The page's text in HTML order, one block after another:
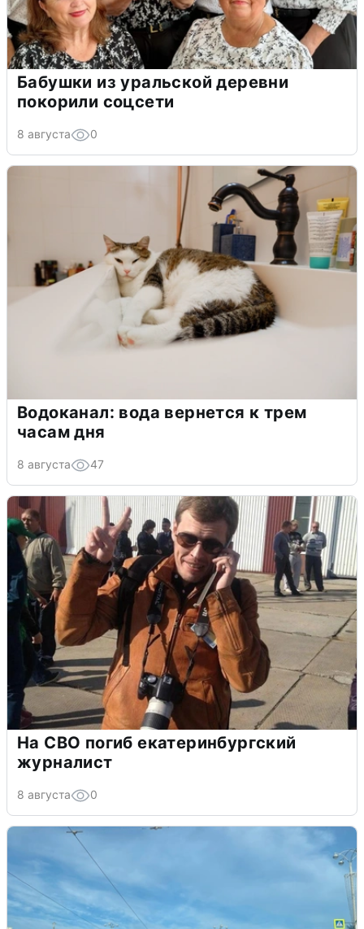
Бабушки из уральской деревни
покорили соцсети
8 августа 0
Водоканал: вода вернется к трем
часам дня
8 августа 47
На СВО погиб екатеринбургский
журналист
8 августа 0